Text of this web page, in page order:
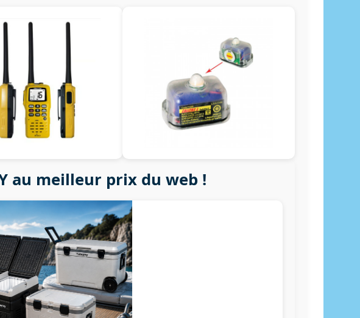
au meilleur prix du web !